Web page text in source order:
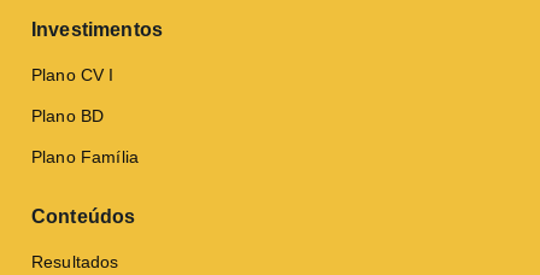
Investimentos
Plano CV I
Plano BD
Plano Família
Conteúdos
Resultados